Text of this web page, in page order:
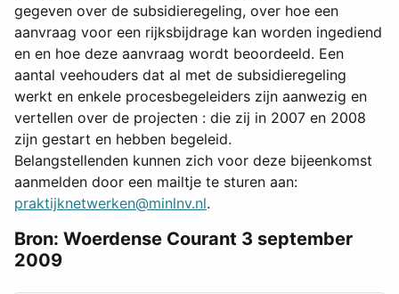
gegeven over de subsidieregeling, over hoe een
aanvraag voor een rijksbijdrage kan worden ingediend
en en hoe deze aanvraag wordt beoordeeld. Een
aantal veehouders dat al met de subsidieregeling
werkt en enkele procesbegeleiders zijn aanwezig en
vertellen over de projecten : die zij in 2007 en 2008
zijn gestart en hebben begeleid.
Belangstellenden kunnen zich voor deze bijeenkomst
aanmelden door een mailtje te sturen aan:
praktijknetwerken@minlnv.nl.
Bron: Woerdense Courant 3 september
2009